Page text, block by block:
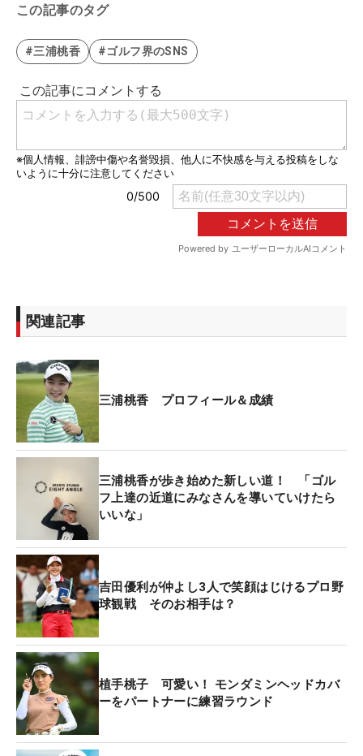
この記事のタグ
#三浦桃香 #ゴルフ界のSNS
関連記事
三浦桃香 プロフィール＆成績
三浦桃香が歩き始めた新しい道！ 「ゴル
フ上達の近道にみなさんを導いていけたら
いいな」
吉田優利が仲よし3人で笑顔はじけるプロ野
球観戦 そのお相手は？
植手桃子 可愛い！ モンダミンヘッドカバ
ーをパートナーに練習ラウンド